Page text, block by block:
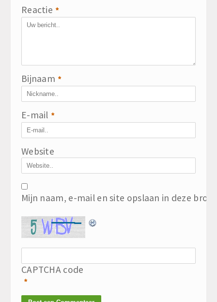
Reactie *
Bijnaam *
E-mail *
Website
Mijn naam, e-mail en site opslaan in deze
CAPTCHA code
*